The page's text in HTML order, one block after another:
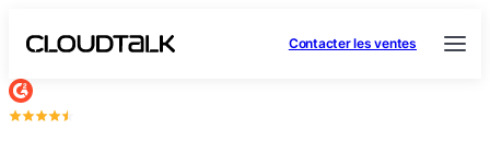
Contacter les ventes